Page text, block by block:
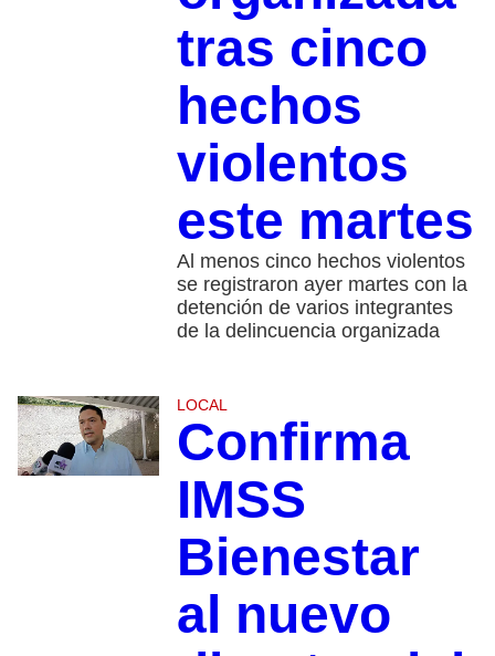
tras cinco
hechos
violentos
este martes
Al menos cinco hechos violentos
se registraron ayer martes con la
detención de varios integrantes
de la delincuencia organizada
LOCAL
Confirma
IMSS
Bienestar
al nuevo